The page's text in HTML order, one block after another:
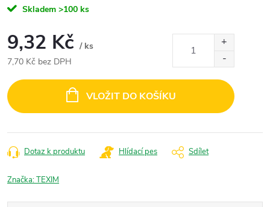
Skladem >100 ks
9,32 Kč / ks
7,70 Kč bez DPH
cena:
VLOŽIT DO KOŠÍKU
Dotaz k produktu Hlídací pes Sdílet
Značka:TEXIM